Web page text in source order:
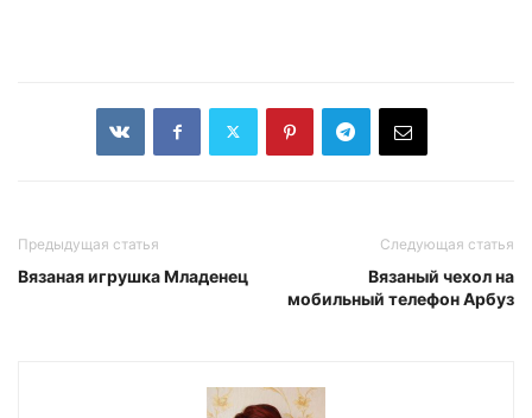
Предыдущая статья
Вязаная игрушка Младенец
Следующая статья
Вязаный чехол на
мобильный телефон Арбуз